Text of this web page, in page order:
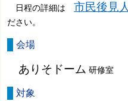
日程の詳細は 市民後見
ださい。
会場
ありそドーム 研修室
対象